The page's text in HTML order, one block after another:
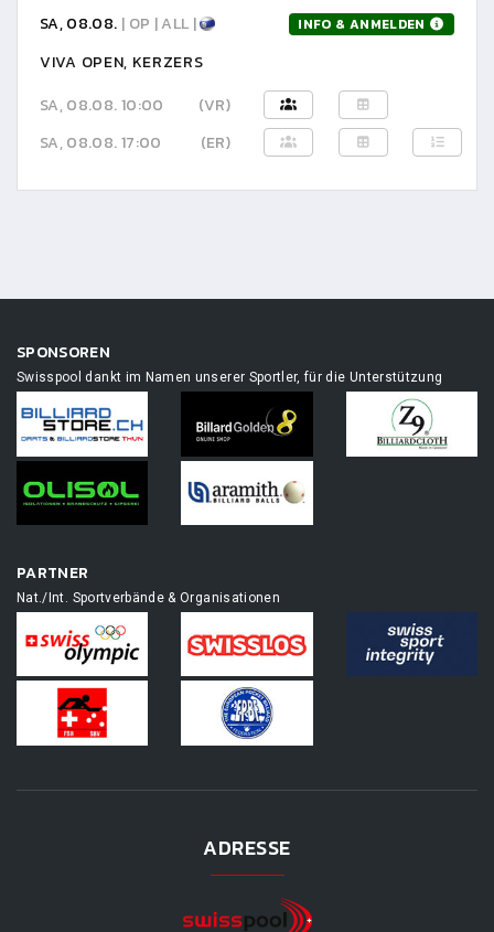
SA, 08.08. | OP | ALL | INFO & ANMELDEN
VIVA OPEN, KERZERS
SA, 08.08. 10:00
(VR)
SA, 08.08. 17:00
(ER)
SPONSOREN
Swisspool dankt im Namen unserer Sportler, für die Unterstützung
PARTNER
Nat./Int. Sportverbände & Organisationen
ADRESSE